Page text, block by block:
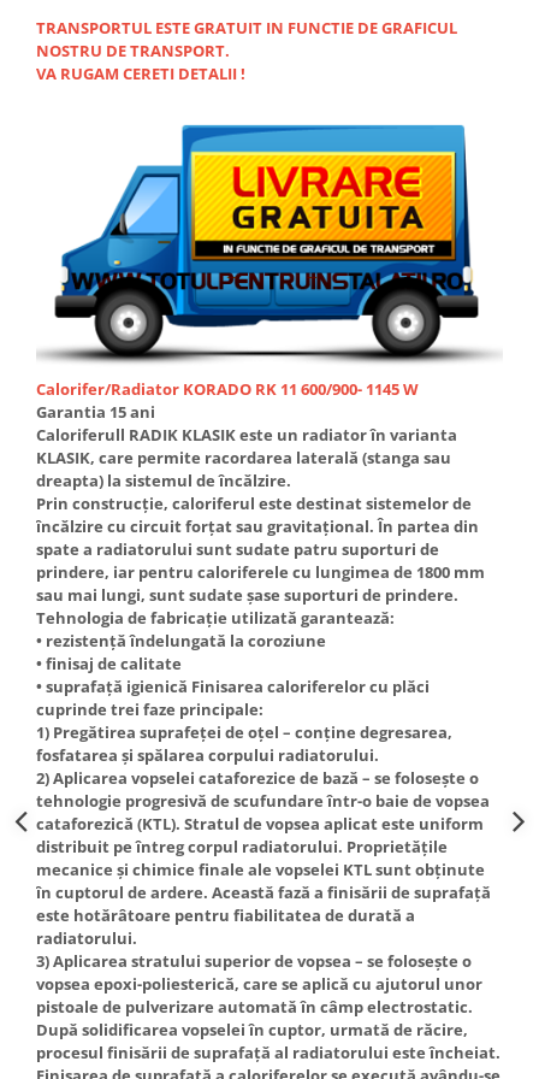
Accesorii radiatoare
Calorifere decorative
Boilere electrice
Boilere termoelectrice
Accesorii Boilere Tesy
Puffere/Stocatoare de caldura
Puffer fara serpentina
Puffer 1 serpentina
Puffer 2 serpentine
Puffer cu serpentina pentru A.C.M.
Puffer pentru pompe de caldura
Aer conditionat
Dezumidificatoare
Aparate de Aer conditionat 9000
btu
Aparate de Aer conditionat 12000
btu
Aparate de Aer conditionat 18000
btu
Aparate de Aer conditionat 24000
btu
Aparate de Aer conditionat 27000
btu
Panouri solare
Panouri solare presurizate si
nepresurizate
Accesorii Panouri solare
Pompe de circulaţie pentru
instalaţiile termice solare
Vase de expansiune
Incazire in Pardoseala
TRANSPORTUL ESTE GRATUIT IN FUNCTIE DE GRAFICUL
NOSTRU DE TRANSPORT.
VA RUGAM CERETI DETALII !
Calorifer/Radiator KORADO RK 11 600/900- 1145 W
Garantia 15 ani
Caloriferull RADIK KLASIK este un radiator în varianta
KLASIK, care permite racordarea laterală (stanga sau
dreapta) la sistemul de încălzire.
Prin construcţie, caloriferul este destinat sistemelor de
încălzire cu circuit forţat sau gravitaţional. În partea din
spate a radiatorului sunt sudate patru suporturi de
prindere, iar pentru caloriferele cu lungimea de 1800 mm
sau mai lungi, sunt sudate şase suporturi de prindere.
Tehnologia de fabricaţie utilizată garantează:
• rezistenţă îndelungată la coroziune
• finisaj de calitate
• suprafaţă igienică Finisarea caloriferelor cu plăci
cuprinde trei faze principale:
1) Pregătirea suprafeţei de oţel – conţine degresarea,
fosfatarea şi spălarea corpului radiatorului.
2) Aplicarea vopselei cataforezice de bază – se foloseşte o
tehnologie progresivă de scufundare într-o baie de vopsea
cataforezică (KTL). Stratul de vopsea aplicat este uniform
distribuit pe întreg corpul radiatorului. Proprietăţile
mecanice şi chimice finale ale vopselei KTL sunt obţinute
în cuptorul de ardere. Această fază a finisării de suprafaţă
este hotărâtoare pentru fiabilitatea de durată a
radiatorului.
3) Aplicarea stratului superior de vopsea – se foloseşte o
vopsea epoxi-poliesterică, care se aplică cu ajutorul unor
pistoale de pulverizare automată în câmp electrostatic.
După solidificarea vopselei în cuptor, urmată de răcire,
procesul finisării de suprafaţă al radiatorului este încheiat.